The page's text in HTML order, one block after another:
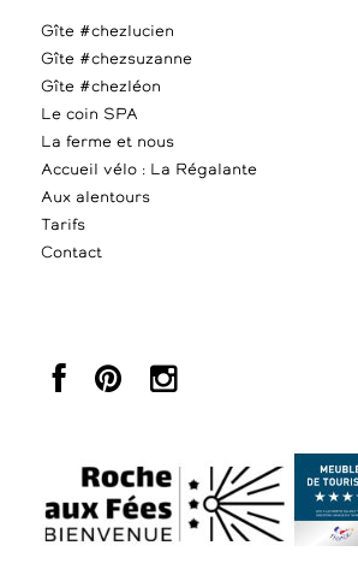
Gîte #chezlucien
Gîte #chezsuzanne
Gîte #chezléon
Le coin SPA
La ferme et nous
Accueil vélo : La Régalante
Aux alentours
Tarifs
Contact